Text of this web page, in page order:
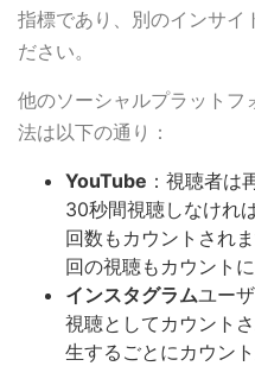
指標であり、別のインサイ
ださい。
他のソーシャルプラットフ
法は以下の通り：
YouTube ：視聴者は
30秒間視聴しなけれ
回数もカウントされ
回の視聴もカウントに
インスタグラムユー
視聴としてカウント
生するごとにカウン